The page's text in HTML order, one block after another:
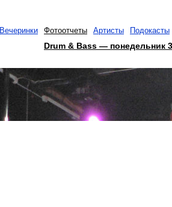
Вечеринки Фотоотчеты Артисты Подокасты
Drum & Bass — понедельник